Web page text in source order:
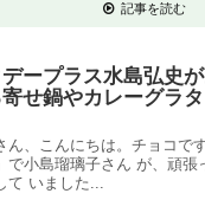
記事を読む
ープラス水島弘史
せ鍋やカレーグラ
ん、こんにちは。チョコで
で小島瑠璃子さん が、頑張
て いました...